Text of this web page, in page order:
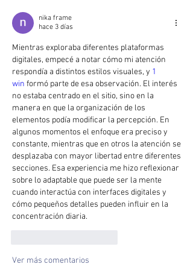
nika frame
hace 3 días
Mientras exploraba diferentes plataformas
digitales, empecé a notar cómo mi atención
respondía a distintos estilos visuales, y 1
win formó parte de esa observación. El interés
no estaba centrado en el sitio, sino en la
manera en que la organización de los
elementos podía modificar la percepción. En
algunos momentos el enfoque era preciso y
constante, mientras que en otros la atención se
desplazaba con mayor libertad entre diferentes
secciones. Esa experiencia me hizo reflexionar
sobre lo adaptable que puede ser la mente
cuando interactúa con interfaces digitales y
cómo pequeños detalles pueden influir en la
concentración diaria.
Ver más comentarios